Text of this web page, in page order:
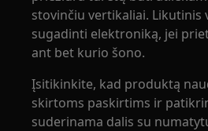
stovinčiu vertikaliai. Likutinis
sugadinti elektroniką, jei
ant bet kurio šono.
Įsitikinkite, kad produktą
skirtoms paskirtims ir
suderinama dalis su